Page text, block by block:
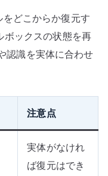
どこからか復元す
ボックスの状態を再
認識を実体に合わせ
注意点
実体がなけれ
ば復元はでき